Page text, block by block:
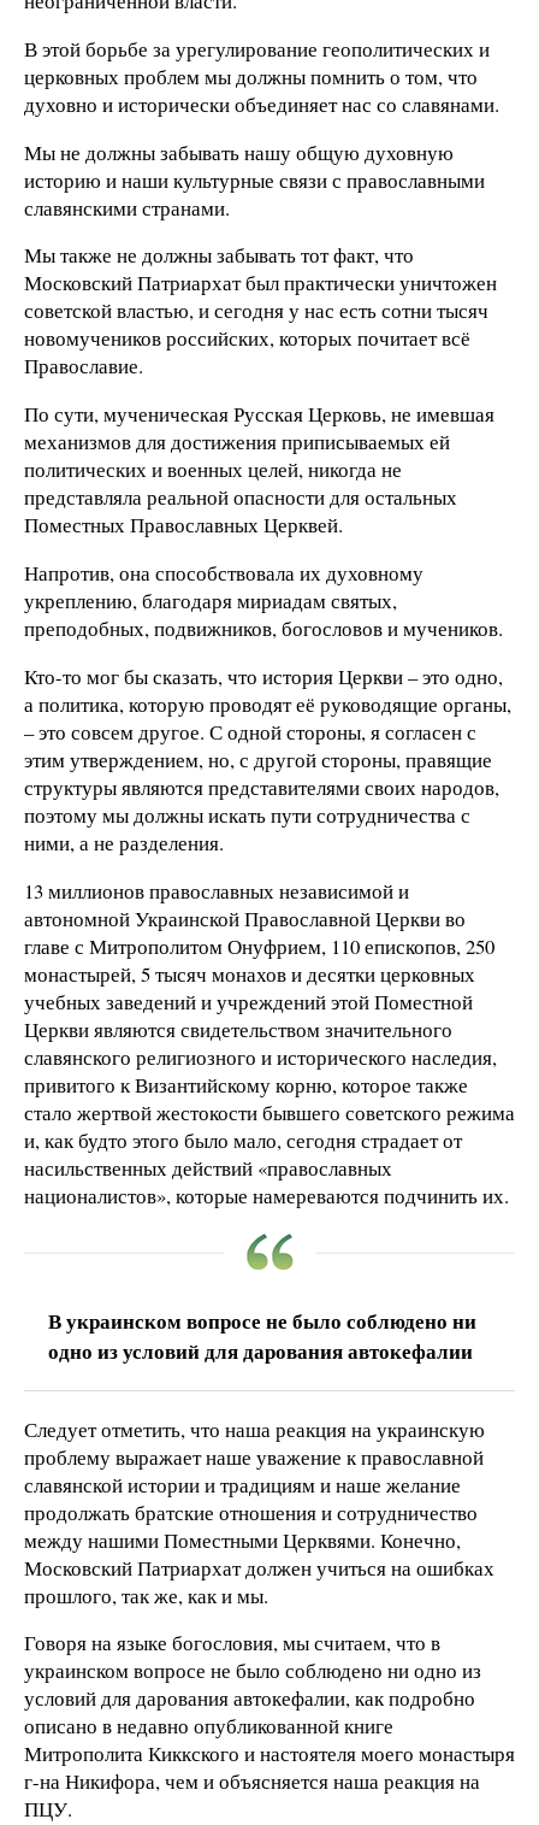
В этой борьбе за урегулирование геополитических и
церковных проблем мы должны помнить о том, что
духовно и исторически объединяет нас со славянами.
Мы не должны забывать нашу общую духовную
историю и наши культурные связи с православными
славянскими странами.
Мы также не должны забывать тот факт, что
Московский Патриархат был практически уничтожен
советской властью, и сегодня у нас есть сотни тысяч
новомучеников российских, которых почитает всё
Православие.
По сути, мученическая Русская Церковь, не имевшая
механизмов для достижения приписываемых ей
политических и военных целей, никогда не
представляла реальной опасности для остальных
Поместных Православных Церквей.
Напротив, она способствовала их духовному
укреплению, благодаря мириадам святых,
преподобных, подвижников, богословов и мучеников.
Кто-то мог бы сказать, что история Церкви – это одно,
а политика, которую проводят её руководящие органы,
– это совсем другое. С одной стороны, я согласен с
этим утверждением, но, с другой стороны, правящие
структуры являются представителями своих народов,
поэтому мы должны искать пути сотрудничества с
ними, а не разделения.
13 миллионов православных независимой и
автономной Украинской Православной Церкви во
главе с Митрополитом Онуфрием, 110 епископов, 250
монастырей, 5 тысяч монахов и десятки церковных
учебных заведений и учреждений этой Поместной
Церкви являются свидетельством значительного
славянского религиозного и исторического наследия,
привитого к Византийскому корню, которое также
стало жертвой жестокости бывшего советского режима
и, как будто этого было мало, сегодня страдает от
насильственных действий «православных
националистов», которые намереваются подчинить их.
В украинском вопросе не было соблюдено ни
одно из условий для дарования автокефалии
Следует отметить, что наша реакция на украинскую
проблему выражает наше уважение к православной
славянской истории и традициям и наше желание
продолжать братские отношения и сотрудничество
между нашими Поместными Церквями. Конечно,
Московский Патриархат должен учиться на ошибках
прошлого, так же, как и мы.
Говоря на языке богословия, мы считаем, что в
украинском вопросе не было соблюдено ни одно из
условий для дарования автокефалии, как подробно
описано в недавно опубликованной книге
Митрополита Киккского и настоятеля моего монастыря
г-на Никифора, чем и объясняется наша реакция на
ПЦУ.